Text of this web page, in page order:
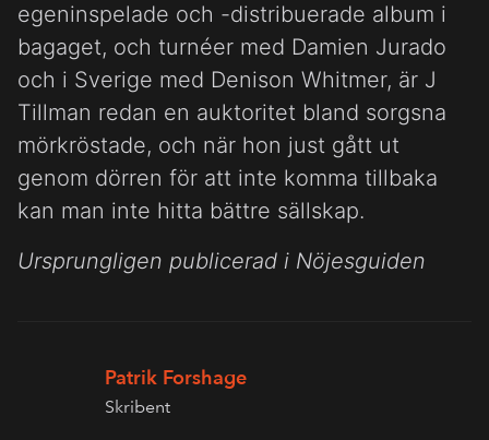
egeninspelade och -distribuerade album i
bagaget, och turnéer med Damien Jurado
och i Sverige med Denison Whitmer, är J
Tillman redan en auktoritet bland sorgsna
mörkröstade, och när hon just gått ut
genom dörren för att inte komma tillbaka
kan man inte hitta bättre sällskap.
Ursprungligen publicerad i Nöjesguiden
Patrik Forshage
Skribent